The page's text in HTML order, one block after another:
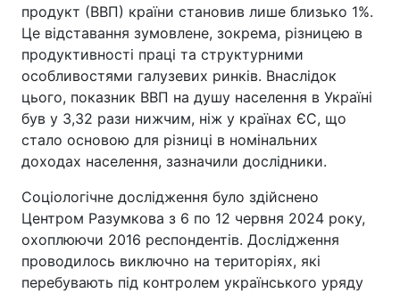
продукт (ВВП) країни становив лише близько 1%.
Це відставання зумовлене, зокрема, різницею в
продуктивності праці та структурними
особливостями галузевих ринків. Внаслідок
цього, показник ВВП на душу населення в Україні
був у 3,32 рази нижчим, ніж у країнах ЄС, що
стало основою для різниці в номінальних
доходах населення, зазначили дослідники.
Соціологічне дослідження було здійснено
Центром Разумкова з 6 по 12 червня 2024 року,
охоплюючи 2016 респондентів. Дослідження
проводилось виключно на територіях, які
перебувають під контролем українського уряду